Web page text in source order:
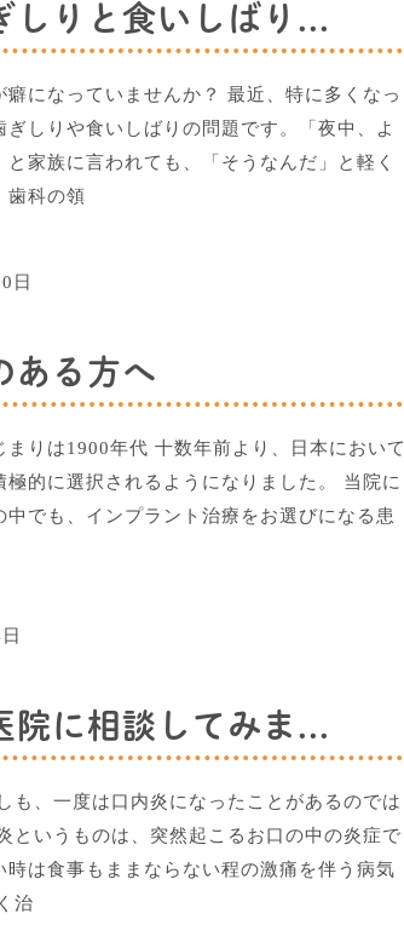
しりと食いしばり...
になっていませんか？ 最近、特に多くなっ
しりや食いしばりの問題です。「夜中、よ
と家族に言われても、「そうなんだ」と軽く
歯科の領
日
ある方へ
まりは1900年代 十数年前より、日本において
極的に選択されるようになりました。 当院に
中でも、インプラント治療をお選びになる患
院に相談してみま...
も、一度は口内炎になったことがあるのでは
というものは、突然起こるお口の中の炎症で
時は食事もままならない程の激痛を伴う病気
治